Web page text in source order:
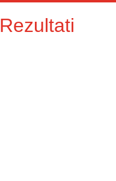
Rezultati